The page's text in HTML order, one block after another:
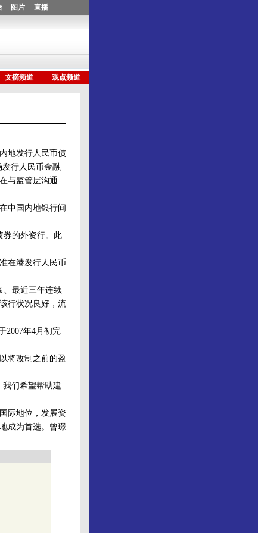
地发行人民币债
行人民币金融
与监管层沟通
中国内地银行间
的外资行。此
在港发行人民币
最近三年连续
行状况良好，流
2007年4月初完
将改制之前的盈
们希望帮助建
际地位，发展资
成为首选。曾璟